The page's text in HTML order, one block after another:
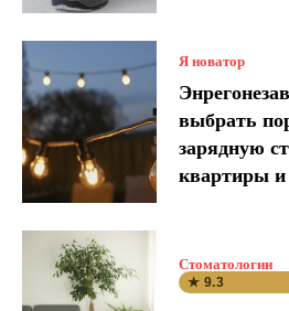
Я новатор
выбрать
зарядную
квартиры и
Стоматологии
★ 9.3